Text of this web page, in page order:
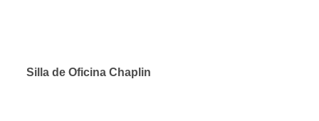
Silla de Oficina Chaplin